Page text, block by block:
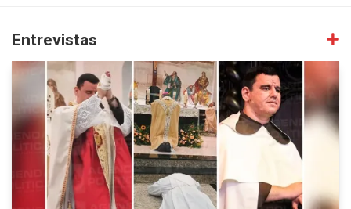
Entrevistas